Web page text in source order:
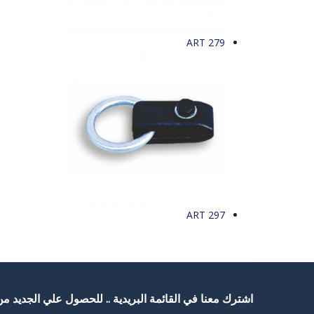
ART 279
ART 297
اشترك معنا في القائمة البريدية .. للحصول علي الجديد